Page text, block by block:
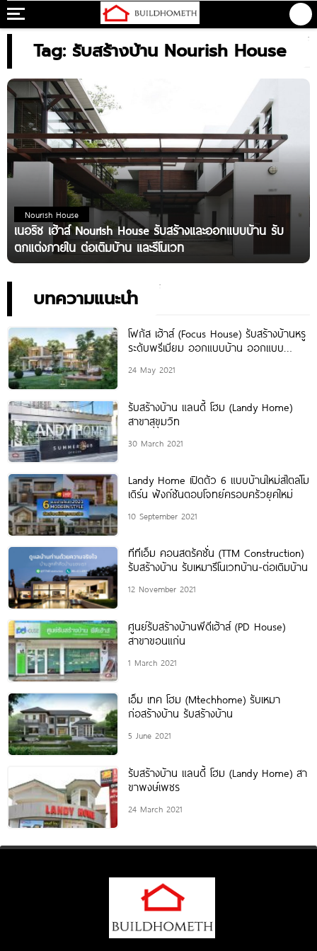
Tag: รับสร้างบ้าน Nourish House
Nourish House
เนอริช เฮ้าส์ Nourish House รับสร้างและออกแบบบ้าน รับ
ตกแต่งภายใน ต่อเติมบ้าน และรีโนเวท
บทความแนะนำ
โฟกัส เฮ้าส์ (Focus House) รับสร้างบ้านหรู
ระดับพรีเมียม ออกแบบบ้าน ออกแบบ
24 May 2021
รับสร้างบ้าน แลนดี้ โฮม (Landy Home)
สาขาสุขุมวิท
30 March 2021
Landy Home เปิดตัว 6 แบบบ้านใหม่สไตล์โม
เดิร์น ฟังก์ชันตอบโจทย์ครอบครัวยุคใหม่
10 September 2021
ทีทีเอ็ม คอนสตรัคชั่น (TTM Construction)
รับสร้างบ้าน รับเหมารีโนเวทบ้าน-ต่อเติมบ้าน
12 November 2021
ศูนย์รับสร้างบ้านพีดีเฮ้าส์ (PD House)
สาขาขอนแก่น
1 March 2021
เอ็ม เทค โฮม (Mtechhome) รับเหมา
ก่อสร้างบ้าน รับสร้างบ้าน
5 June 2021
รับสร้างบ้าน แลนดี้ โฮม (Landy Home) สา
ขาพงษ์เพชร
24 March 2021